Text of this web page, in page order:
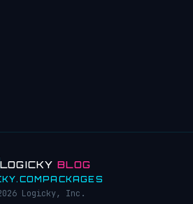
LOGICKYBLOG
PACKAGES
Logicky, Inc.